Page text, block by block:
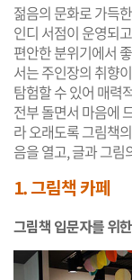
젊음의 문화로 가득
인디 서점이 운영되
편안한 분위기에서
서는 주인장의 취향
탐험할 수 있어 매력
전부 돌면서 마음에
라 오래도록 그림책
음을 열고, 글과 그림
1. 그림책 카페
그림책 입문자를 위